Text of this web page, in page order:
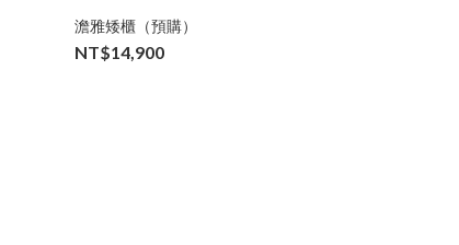
澹雅矮櫃（預購）
NT$14,900